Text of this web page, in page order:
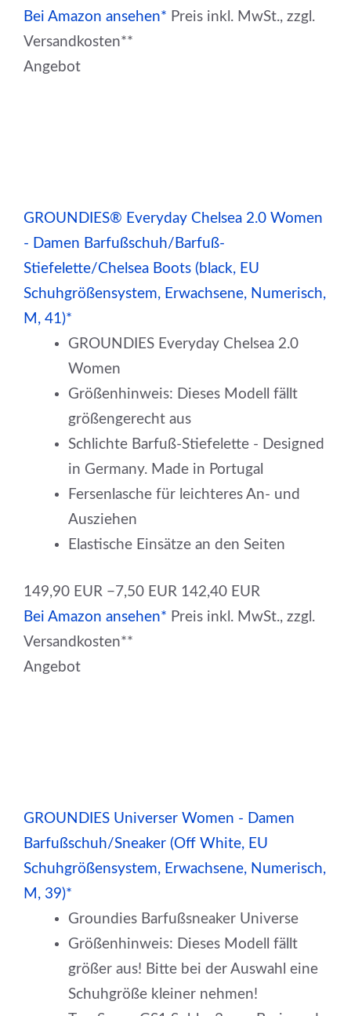
Bei Amazon ansehen* Preis inkl. MwSt., zzgl.
Versandkosten**
Angebot
GROUNDIES® Everyday Chelsea 2.0 Women
- Damen Barfußschuh/Barfuß-
Stiefelette/Chelsea Boots (black, EU
Schuhgrößensystem, Erwachsene, Numerisch,
M, 41)*
GROUNDIES Everyday Chelsea 2.0
Women
Größenhinweis: Dieses Modell fällt
größengerecht aus
Schlichte Barfuß-Stiefelette - Designed
in Germany. Made in Portugal
Fersenlasche für leichteres An- und
Ausziehen
Elastische Einsätze an den Seiten
149,90 EUR −7,50 EUR 142,40 EUR
Bei Amazon ansehen* Preis inkl. MwSt., zzgl.
Versandkosten**
Angebot
GROUNDIES Universer Women - Damen
Barfußschuh/Sneaker (Off White, EU
Schuhgrößensystem, Erwachsene, Numerisch,
M, 39)*
Groundies Barfußsneaker Universe
Größenhinweis: Dieses Modell fällt
größer aus! Bitte bei der Auswahl eine
Schuhgröße kleiner nehmen!